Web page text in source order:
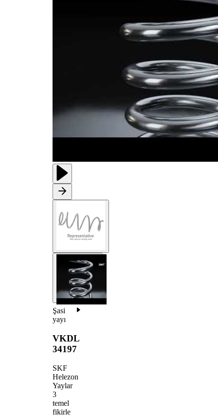
Şasi
yayı
VKDL
34197
SKF
Helezon
Yaylar
3
temel
fikirle